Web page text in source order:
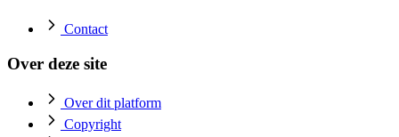
Contact
Over deze site
Over dit platform
Copyright